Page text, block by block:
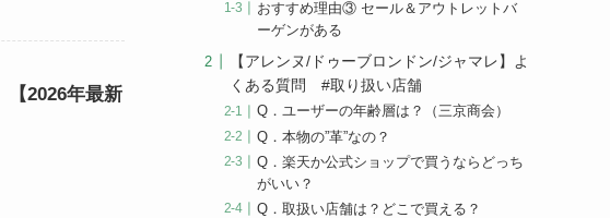
【2026年最新
おすすめ理由③ セール＆アウトレットバ
ーゲンがある
【アレンヌ/ドゥーブロンドン/ジャマレ】よ
くある質問 #取り扱い店舗
Q．ユーザーの年齢層は？（三京商会）
Q．本物の”革”なの？
Q．楽天か公式ショップで買うならどっち
がいい？
Q．取扱い店舗は？どこで買える？